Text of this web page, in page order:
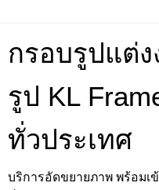
กรอบรูปแต่
รูป KL
ทั่วประเทศ
บริการอัดขยายภาพ พร้อมเ